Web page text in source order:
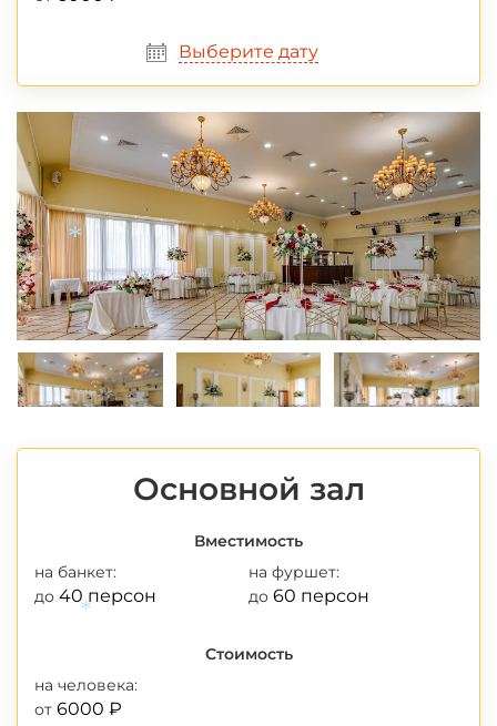
Выберите дату
Основной зал
Вместимость
на банкет:
до 40 персон
на фуршет:
до 60 персон
Стоимость
на человека:
от 6000 ₽
*
*
*